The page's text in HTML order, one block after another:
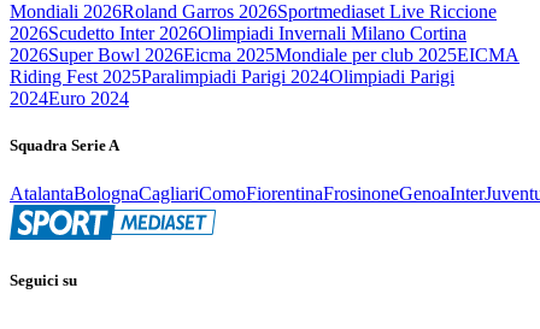
Mondiali 2026Roland Garros 2026Sportmediaset Live Riccione
2026Scudetto Inter 2026Olimpiadi Invernali Milano Cortina
2026Super Bowl 2026Eicma 2025Mondiale per club 2025EICMA
Riding Fest 2025Paralimpiadi Parigi 2024Olimpiadi Parigi
2024Euro 2024
Squadra Serie A
AtalantaBolognaCagliariComoFiorentinaFrosinoneGenoaInter
Seguici su